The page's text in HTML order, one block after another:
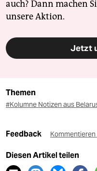
auch? Dann machen
unsere Aktion.
Jetzt
Themen
#Kolumne Notizen aus
Feedback Kommentieren
Diesen Artikel teilen